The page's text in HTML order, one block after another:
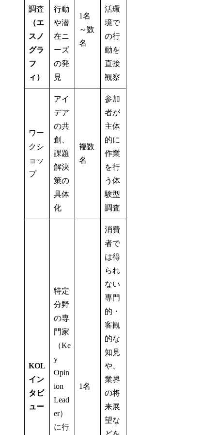
調査
（エ
スノ
グラ
フ
ィ）
行動
や潜
在ニ
ーズ
の発
見
1名
～数
名
活環
境で
の行
動を
直接
観察
ワー
クシ
ョッ
プ
アイ
デア
の共
創、
課題
解決
策の
具体
化
複数
名
参加
者が
主体
的に
作業
を行
う体
験型
調査
KOL
イン
タビ
ュー
特定
分野
の専
門家
（Ke
y
Opin
ion
Lead
er）
に行
1名
消費
者で
は得
られ
ない
専門
的・
客観
的な
知見
や、
業界
の将
来展
望な